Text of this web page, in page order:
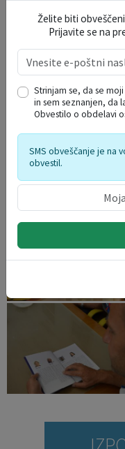
Želite biti
Prijavite se na
Strinjam se, da se
in sem seznanjen, da
Obvestilo o obdelavi
SMS obveščanje je na
obvestil.